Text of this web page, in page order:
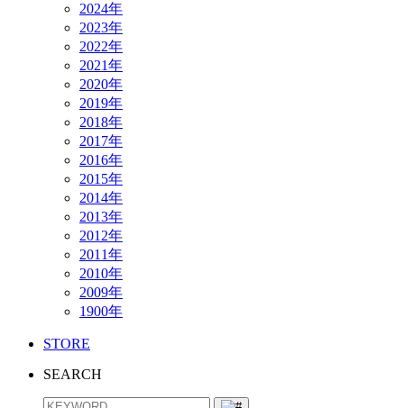
2024年
2023年
2022年
2021年
2020年
2019年
2018年
2017年
2016年
2015年
2014年
2013年
2012年
2011年
2010年
2009年
1900年
STORE
SEARCH